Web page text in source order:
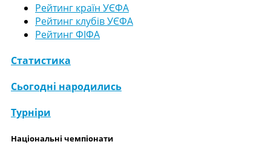
Рейтинг країн УЄФА
Рейтинг клубів УЄФА
Рейтинг ФІФА
Статистика
Сьогодні народились
Турніри
Національні чемпіонати